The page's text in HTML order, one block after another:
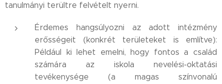
tanulmányi terültre felvételt nyerni.
Érdemes hangsúlyozni az adott intézmény
erősségeit (konkrét területeket is említve):
Például ki lehet emelni, hogy fontos a család
számára az iskola nevelési-oktatási
tevékenysége (a magas színvonalú